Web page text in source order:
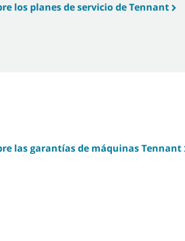
los planes de servicio de Tennant
las garantías de máquinas Tennant